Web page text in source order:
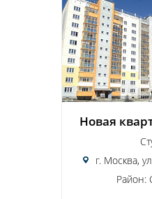
Новая
г. Москва,
Район: